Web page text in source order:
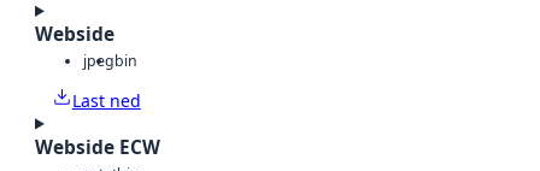
Webside
jpegbin
Last ned
Webside ECW